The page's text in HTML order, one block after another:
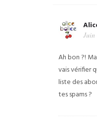
Juin
Ah bon ?!
vais vérifier
liste des
tes spams ?